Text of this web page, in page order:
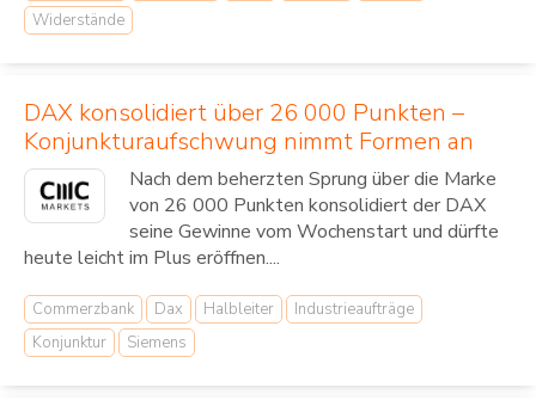
Widerstände
DAX konsolidiert über 26 000 Punkten –
Konjunkturaufschwung nimmt Formen an
Nach dem beherzten Sprung über die Marke
von 26 000 Punkten konsolidiert der DAX
seine Gewinne vom Wochenstart und dürfte
heute leicht im Plus eröffnen....
Commerzbank Dax Halbleiter
Industrieaufträge
Konjunktur
Siemens